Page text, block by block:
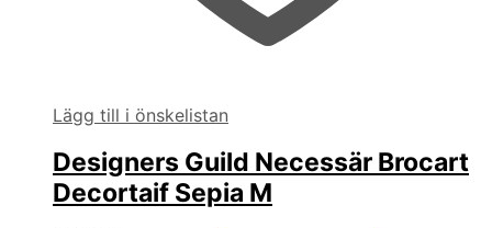
Lägg till i önskelistan
Designers Guild Necessär Brocart
Decortaif Sepia M